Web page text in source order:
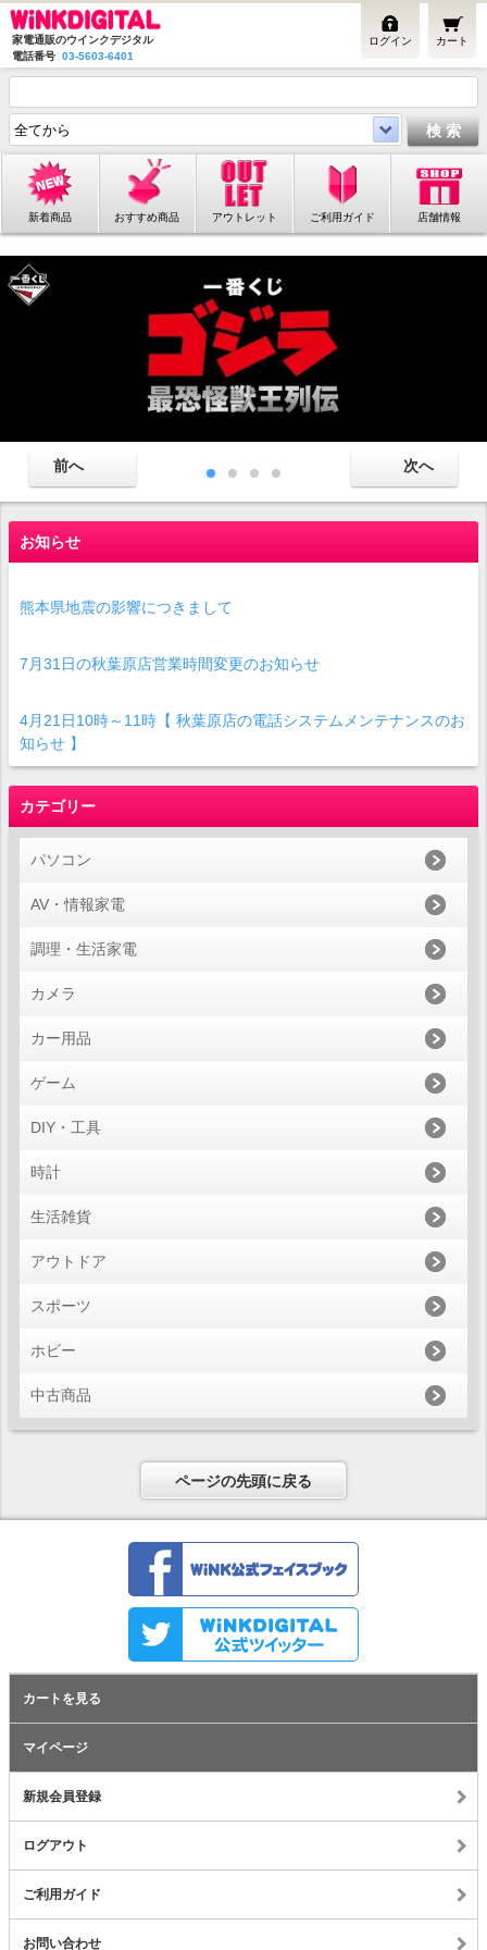
家電通販のウインクデジタル
電話番号 03-5603-6401
カート
ログイン
新着商品 おすすめ商品 アウトレット ご利用ガイド 店舗情報
お知らせ
熊本県地震の影響につきまして
7月31日の秋葉原店営業時間変更のお知らせ
4月21日10時～11時【 秋葉原店の電話システムメンテナンスのお
知らせ 】
カテゴリー
パソコン
AV・情報家電
調理・生活家電
カメラ
カー用品
ゲーム
DIY・工具
時計
生活雑貨
アウトドア
スポーツ
ホビー
中古商品
ページの先頭に戻る
カートを見る
マイページ
新規会員登録
ログアウト
ご利用ガイド
お問い合わせ